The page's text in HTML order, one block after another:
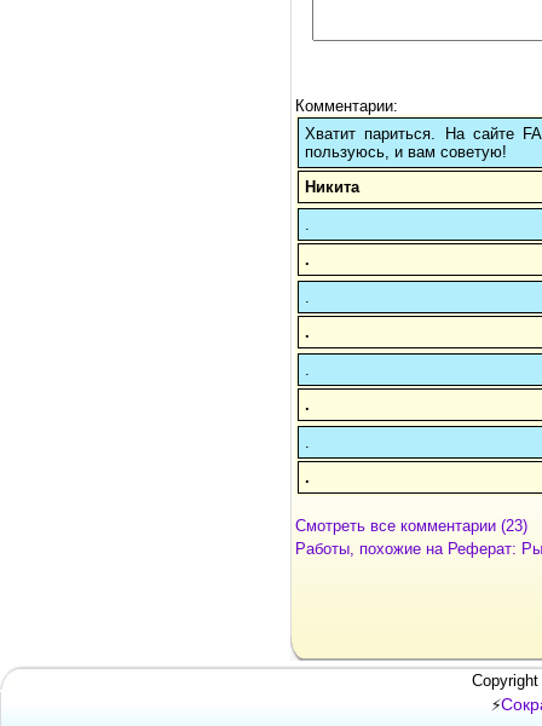
Комментарии:
Хватит париться. На сайте
пользуюсь, и вам советую!
Никита
.
.
.
.
Смотреть все комментарии (23)
Работы, похожие на Реферат:
⚡